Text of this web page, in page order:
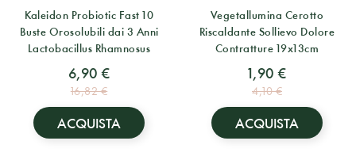
Kaleidon Probiotic Fast 10
Buste Orosolubili dai 3 Anni
Lactobacillus Rhamnosus
6,90 €
16,82 €
ACQUISTA
Vegetallumina Cerotto
Riscaldante Sollievo Dolore
Contratture 19x13cm
1,90 €
4,10 €
ACQUISTA